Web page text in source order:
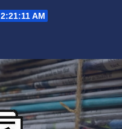
2:21:12 AM